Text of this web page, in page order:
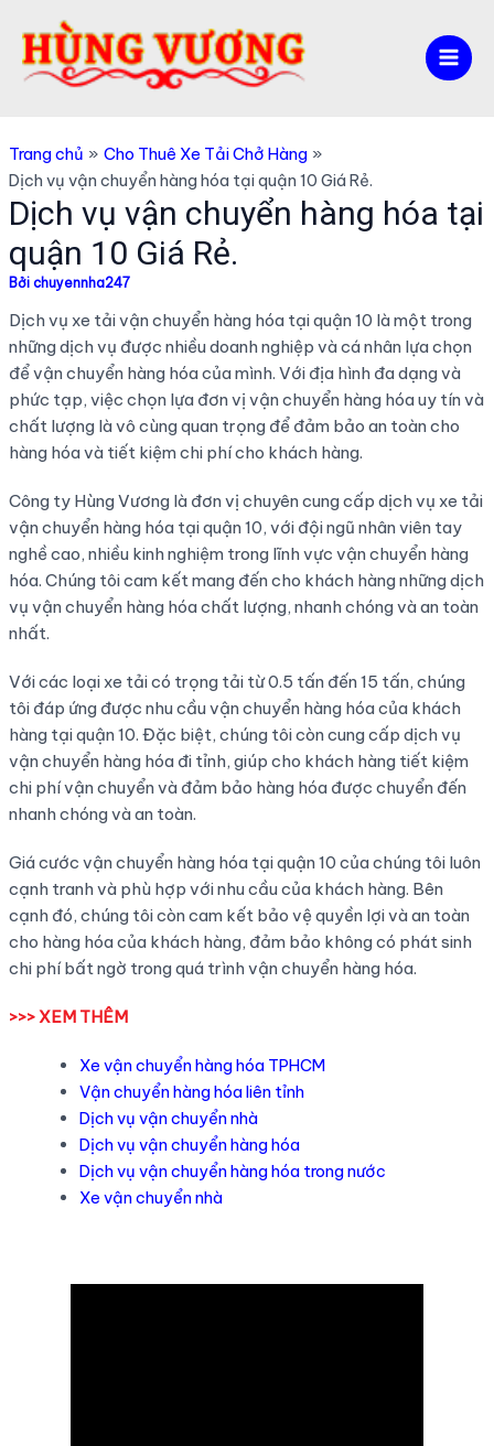
Main
Trang chủ
Cho Thuê Xe Tải Chở Hàng
Dịch vụ vận chuyển hàng hóa tại quận 10 Giá Rẻ.
Dịch vụ vận chuyển hàng hóa tại
quận 10 Giá Rẻ.
Bởi chuyennha247
Dịch vụ xe tải vận chuyển hàng hóa tại quận 10 là một trong
những dịch vụ được nhiều doanh nghiệp và cá nhân lựa chọn
để vận chuyển hàng hóa của mình. Với địa hình đa dạng và
phức tạp, việc chọn lựa đơn vị vận chuyển hàng hóa uy tín và
chất lượng là vô cùng quan trọng để đảm bảo an toàn cho
hàng hóa và tiết kiệm chi phí cho khách hàng.
Công ty Hùng Vương là đơn vị chuyên cung cấp dịch vụ xe tải
vận chuyển hàng hóa tại quận 10, với đội ngũ nhân viên tay
nghề cao, nhiều kinh nghiệm trong lĩnh vực vận chuyển hàng
hóa. Chúng tôi cam kết mang đến cho khách hàng những dịch
vụ vận chuyển hàng hóa chất lượng, nhanh chóng và an toàn
nhất.
Với các loại xe tải có trọng tải từ 0.5 tấn đến 15 tấn, chúng
tôi đáp ứng được nhu cầu vận chuyển hàng hóa của khách
hàng tại quận 10. Đặc biệt, chúng tôi còn cung cấp dịch vụ
vận chuyển hàng hóa đi tỉnh, giúp cho khách hàng tiết kiệm
chi phí vận chuyển và đảm bảo hàng hóa được chuyển đến
nhanh chóng và an toàn.
Giá cước vận chuyển hàng hóa tại quận 10 của chúng tôi luôn
cạnh tranh và phù hợp với nhu cầu của khách hàng. Bên
cạnh đó, chúng tôi còn cam kết bảo vệ quyền lợi và an toàn
cho hàng hóa của khách hàng, đảm bảo không có phát sinh
chi phí bất ngờ trong quá trình vận chuyển hàng hóa.
>>> XEM THÊM
Xe vận chuyển hàng hóa TPHCM
Vận chuyển hàng hóa liên tỉnh
Dịch vụ vận chuyển nhà
Dịch vụ vận chuyển hàng hóa
Dịch vụ vận chuyển hàng hóa trong nước
Xe vận chuyển nhà